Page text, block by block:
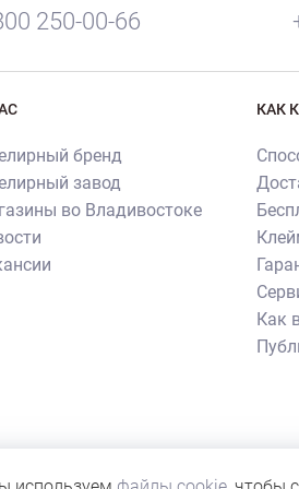
250-00-66
бренд
завод
во Владивостоке
КАК
Как
и использования